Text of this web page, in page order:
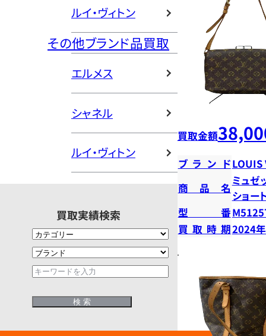
ルイ・ヴィトン
その他ブランド品買取
エルメス
シャネル
ルイ・ヴィトン
買取実績検索
買取金額
ブランドLOUIS
商品名
ミュゼ
ショー
型番
買取時期2024